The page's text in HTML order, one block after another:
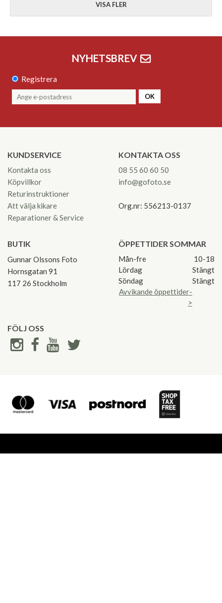
VISA FLER
NYHETSBREV
Registrera
OK
KUNDSERVICE
Kontakta oss
Köpvillkor
Returinstruktioner
Att välja kikare
Reparationer & Service
KONTAKTA OSS
08 55 60 60 50
info@gofoto.se
Org.nr: 556213-0137
BUTIK
Gunnar Olssons Foto
Hornsgatan 91
117 26 Stockholm
ÖPPETTIDER SOMMAR
Mån-fre
10-18
Lördag
Stängt
Söndag
Stängt
Avvikande öppettider-
>
FÖLJ OSS